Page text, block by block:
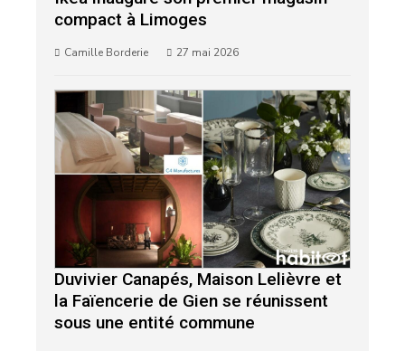
compact à Limoges
Camille Borderie 27 mai 2026
Duvivier Canapés, Maison Lelièvre et
la Faïencerie de Gien se réunissent
sous une entité commune